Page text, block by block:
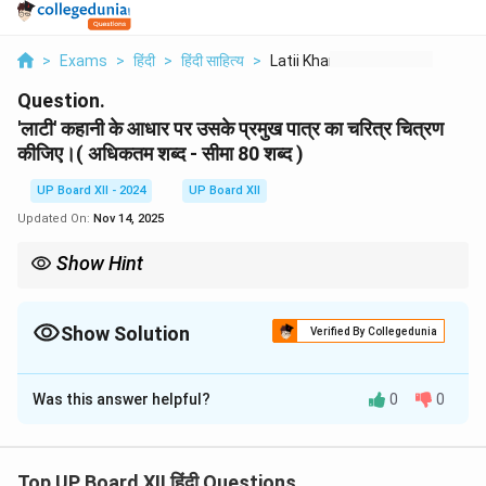
> Exams > हिंदी > हिंदी साहित्य > Latii Khanii Ke Aadh...
Question.
'लाटी' कहानी के आधार पर उसके प्रमुख पात्र का चरित्र चित्रण
कीजिए।( अधिकतम शब्द - सीमा 80 शब्द )
UP Board XII - 2024
UP Board XII
Updated On: Nov 14, 2025
Show Hint
Show Solution Verified By Collegedunia
Solution and Explanation
'लाटी' कहानी का प्रमुख पात्र एक आदर्श और संघर्षशील व्यक्ति है। वह
Was this answer helpful? 0 0